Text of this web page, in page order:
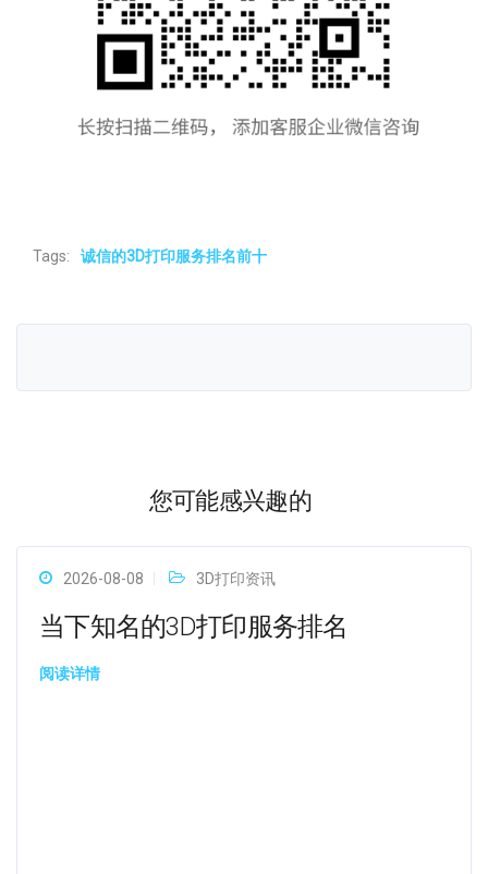
Tags: 诚信的3D打印服务排名前十
您可能感兴趣的
2026-08-08 3D打印资讯
当下知名的3D打印服务排名
阅读详情